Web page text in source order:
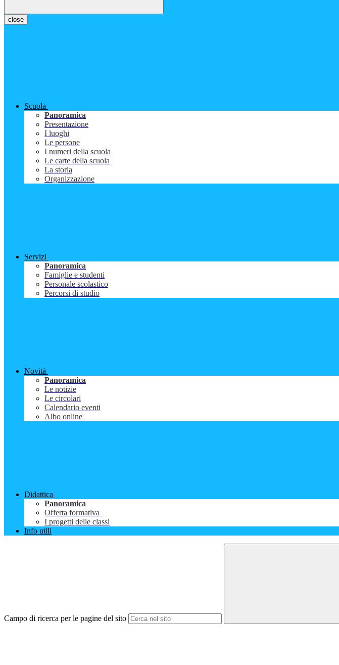
close
Scuola
Panoramica
Presentazione
I luoghi
Le persone
I numeri della scuola
Le carte della scuola
La storia
Organizzazione
Servizi
Panoramica
Famiglie e studenti
Personale scolastico
Percorsi di studio
Novità
Panoramica
Le notizie
Le circolari
Calendario eventi
Albo online
Didattica
Panoramica
Offerta formativa
I progetti delle classi
Info utili
Campo di ricerca per le pagine del sito